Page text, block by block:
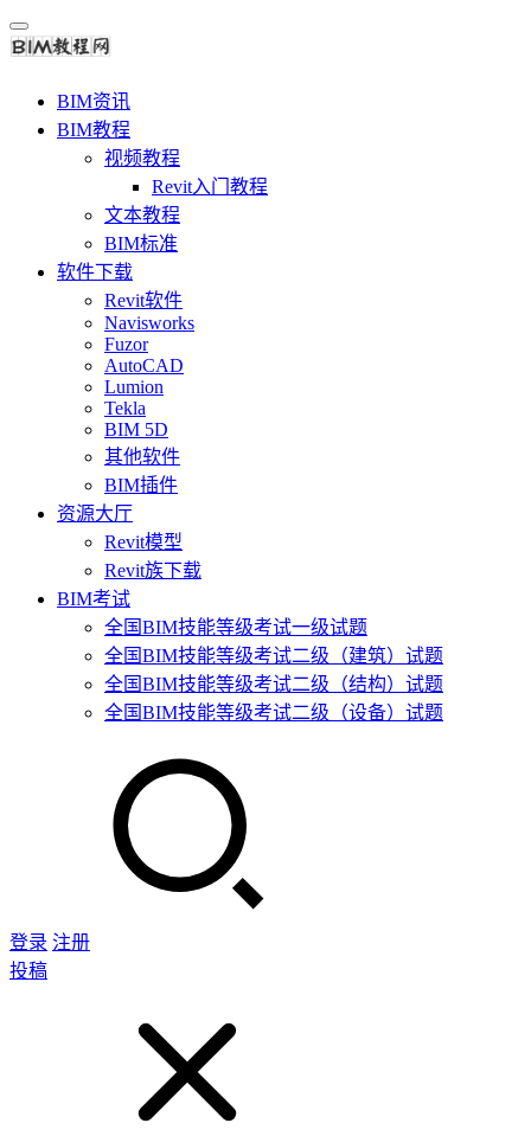
BIM资讯
BIM教程
视频教程
Revit入门教程
文本教程
BIM标准
软件下载
Revit软件
Navisworks
Fuzor
AutoCAD
Lumion
Tekla
BIM 5D
其他软件
BIM插件
资源大厅
Revit模型
Revit族下载
BIM考试
全国BIM技能等级考试一级试题
全国BIM技能等级考试二级（建筑）试题
全国BIM技能等级考试二级（结构）试题
全国BIM技能等级考试二级（设备）试题
登录 注册
投稿